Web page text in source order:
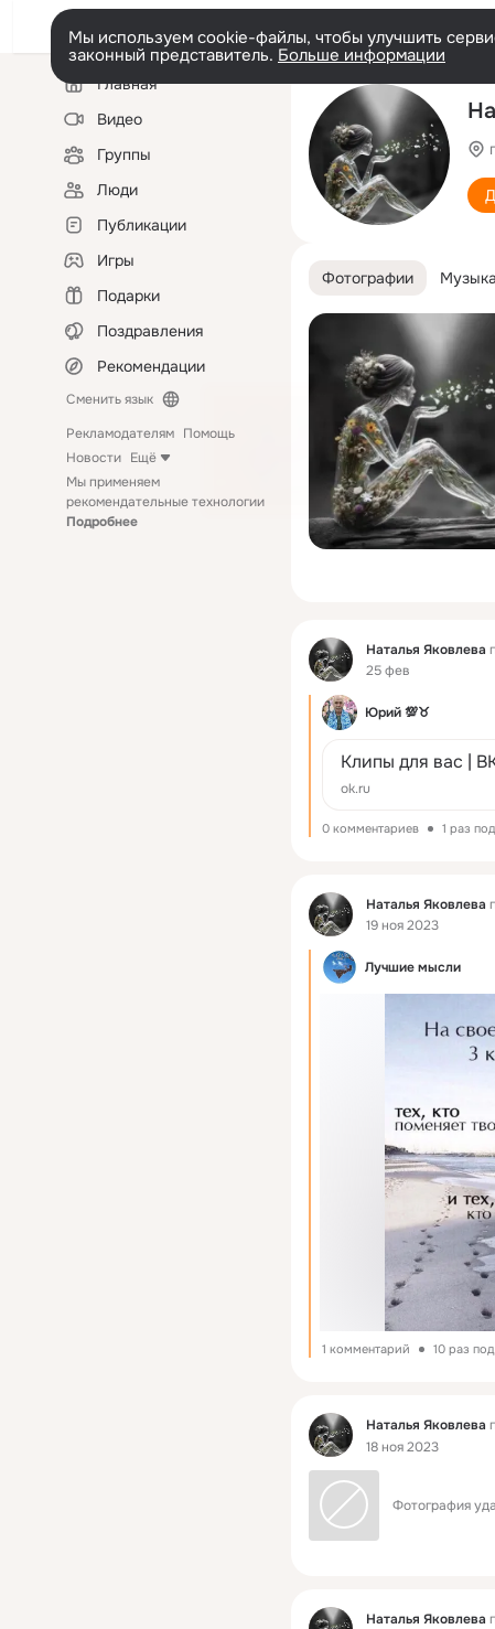
Мы используем cookie-файлы, чтобы улучшить
законный представитель. Больше информации
Левая
колонкаГлавная
Видео
Группы
Люди
Публикации
Игры
Подарки
Поздравления
Рекомендации
Сменить язык
Рекламодателям Помощь
Новости Ещё
Мы применяем
рекомендательные технологии
Подробнее
Фотографии Музыка
Фид Наталья Яковлева
25 фев
Юрий 💯♉
Клипы для вас |
ok.ru
0 комментариев 1 раз
Фид Наталья Яковлева
19 ноя 2023
Лучшие мысли
1 комментарий 10 раз
Фид Наталья Яковлева
18 ноя 2023
Фотография
Фид Наталья Яковлева